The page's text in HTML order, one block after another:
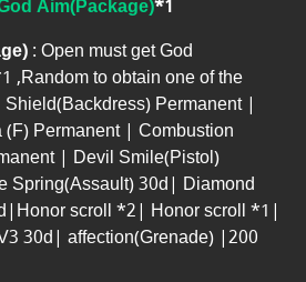
: Open must get God
,Random to obtain one of the
Permanent |
(F) Permanent | Combustion
| Devil Smile(Pistol)
Spring(Assault) 30d| Diamond
scroll *2| Honor scroll *1|
30d| affection(Grenade) |200